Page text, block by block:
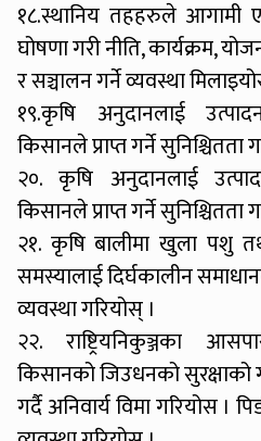
१८.स्थानिय तहहरुले आगामी
घोषणा गरी नीति, कार्यक्रम,
र सञ्चालन गर्ने व्यवस्था
१९.कृषि अनुदानलाई
किसानले प्राप्त गर्ने सुनिश्चितता
२०. कृषि अनुदानलाई
किसानले प्राप्त गर्ने सुनिश्चितता
२१. कृषि बालीमा खुला पशु
समस्यालाई दिर्घकालीन
व्यवस्था गरियोस् ।
२२. राष्ट्रियनिकुञ्जका
किसानको जिउधनको सुरक्षाको
गर्दै अनिवार्य विमा गरियोस ।